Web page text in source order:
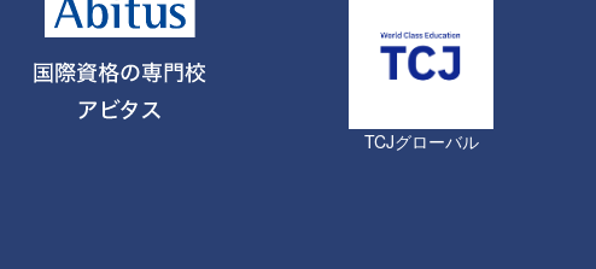
TCJグローバル